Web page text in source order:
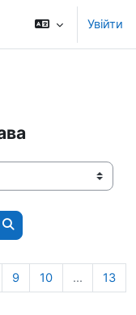
Увійти
Пошук курсів
7 8
9Сторінка 9
10Сторінка 10
… 13
сторінка